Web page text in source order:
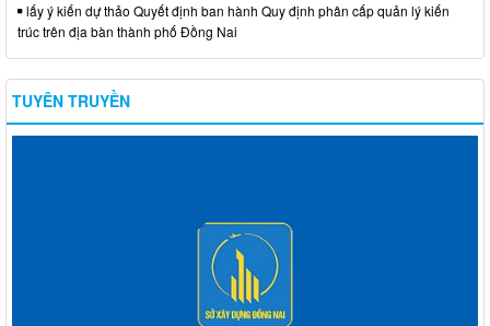
lấy ý kiến dự thảo Quyết định ban hành Quy định phân cấp quản lý kiến
trúc trên địa bàn thành phố Đồng Nai
TUYÊN TRUYỀN